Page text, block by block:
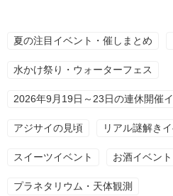
夏の注目イベント・催しまとめ
水かけ祭り・ウォーターフェス
2026年9月19日～23日の連休開催
アジサイの見頃 リアル謎解き
スイーツイベント お酒イベント
プラネタリウム・天体観測